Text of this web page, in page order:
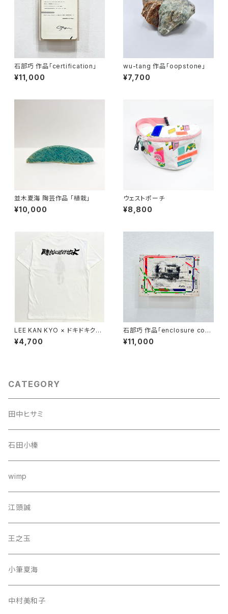
石部巧 作品「certification」
¥11,000
wu-tang 作品「oopstone」
¥7,700
並木夏海 陶芸作品 「植栽」
¥10,000
ウェストポーチ
¥8,800
LEE KAN KYO × ドキドキクラ
ブ コラボTシャツ＿時代に逆行
せよ(黒)
¥4,700
石部巧 作品「enclosure com
position」
¥11,000
CATEGORY
田中ヒサミ
石田小榛
wimp
江頭誠
王之玉
小筆夏海
中村美和子